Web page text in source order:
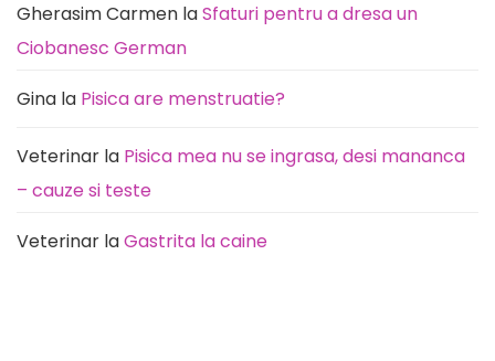
Gherasim Carmen laSfaturi pentru a dresa un
Ciobanesc German
Gina la Pisica are menstruatie?
Veterinar la Pisica mea nu se ingrasa, desi mananca
– cauze si teste
Veterinar laGastrita la caine